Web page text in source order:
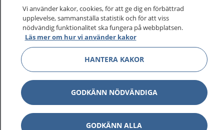
1177–tryggt om din hälsa och vård
På 1177.se får du råd om hälsa och information om
sjukdomar och vilka mottagningar du kan kontakta.
Logga in för att läsa din journal och göra dina
vårdärenden. Ring telefonnummer 1177 för
sjukvårdsrådgivning dygnet runt.
Vi använder kakor, cookies, för att ge dig en förbättrad
upplevelse, sammanställa statistik och för att viss
nödvändig funktionalitet ska fungera på webbplatsen.
Läs mer om hur vi använder kakor
HANTERA KAKOR
GODKÄNN NÖDVÄNDIGA
GODKÄNN ALLA